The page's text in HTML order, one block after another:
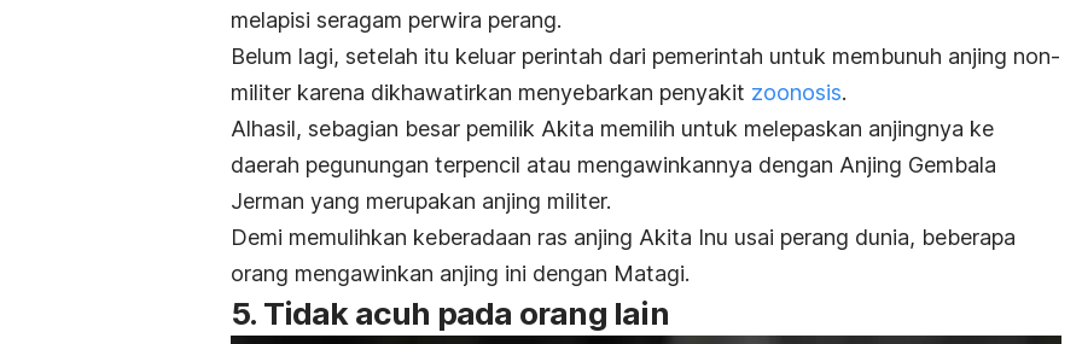
melapisi seragam perwira perang.
Belum lagi, setelah itu keluar perintah dari pemerintah untuk membunuh anjing non-
militer karena dikhawatirkan menyebarkan penyakit zoonosis.
Alhasil, sebagian besar pemilik Akita memilih untuk melepaskan anjingnya ke
daerah pegunungan terpencil atau mengawinkannya dengan Anjing Gembala
Jerman yang merupakan anjing militer.
Demi memulihkan keberadaan ras anjing Akita Inu usai perang dunia, beberapa
orang mengawinkan anjing ini dengan Matagi.
5. Tidak acuh pada orang lain